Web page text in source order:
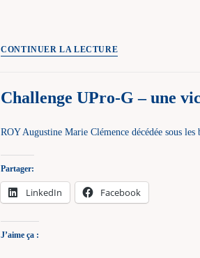
CONTINUER LA LECTUREChallenge
–
matricule
de
mer
Challenge UPro-G – une
ROY Augustine Marie Clémence décédée sous les
Partager:
LinkedIn Facebook
J’aime ça :